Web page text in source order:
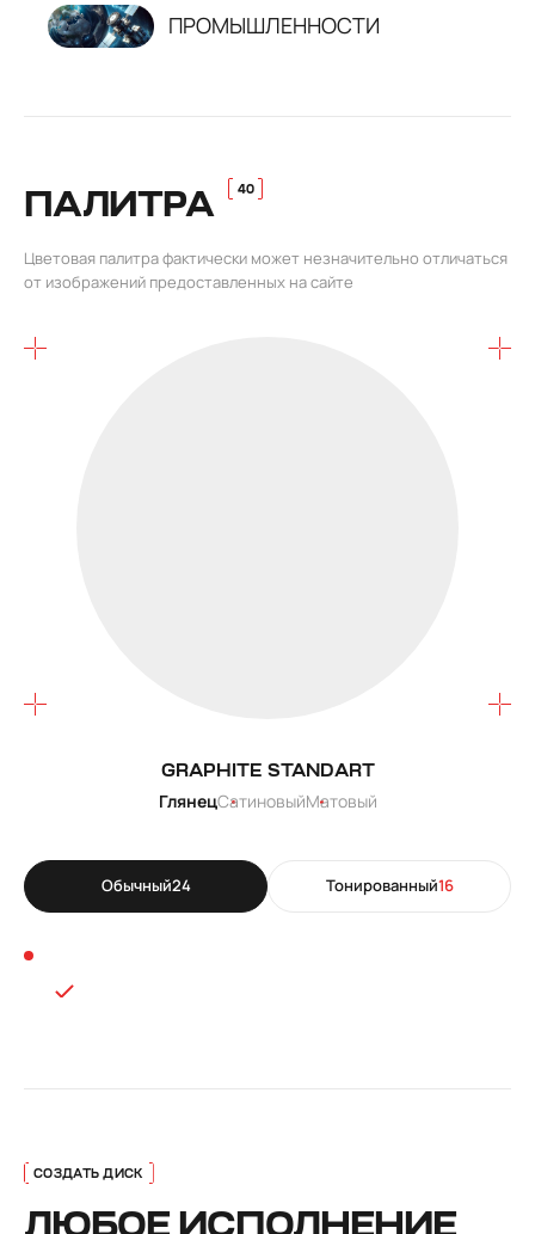
ПРОМЫШЛЕННОСТИ
ПАЛИТРА
Цветовая палитра фактически может незначительно отличаться
от изображений предоставленных на сайте
Обычный24 Тонированный16
GRAPHITE STANDART
ГлянецСатиновыйМатовый
ЛЮБОЕ ИСПОЛНЕНИЕ